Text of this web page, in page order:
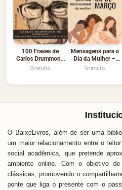
100 Frases de
Carlos Drummond
de Andrade –
Gratuito
Mensagens para o
Dia da Mulher –
Rosana Fonseca
Gratuito
O BaixeLivros, além de ser uma
um maior relacionamento entre o
social acadêmica, que pretende
ambiente online. Com o objetivo
clássicas, promovendo o
ponte que liga o presente com o